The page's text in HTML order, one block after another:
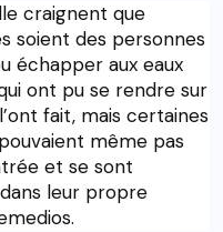
craignent que
soient des personnes
échapper aux eaux
ont pu se rendre sur
fait, mais certaines
même pas
et se sont
leur propre